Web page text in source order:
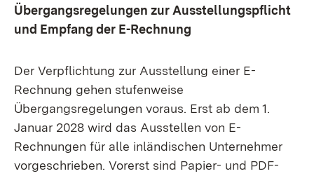
Übergangsregelungen zur Ausstellungspflicht
und Empfang der E-Rechnung
Der Verpflichtung zur Ausstellung einer E-
Rechnung gehen stufenweise
Übergangsregelungen voraus. Erst ab dem 1.
Januar 2028 wird das Ausstellen von E-
Rechnungen für alle inländischen Unternehmer
vorgeschrieben. Vorerst sind Papier- und PDF-